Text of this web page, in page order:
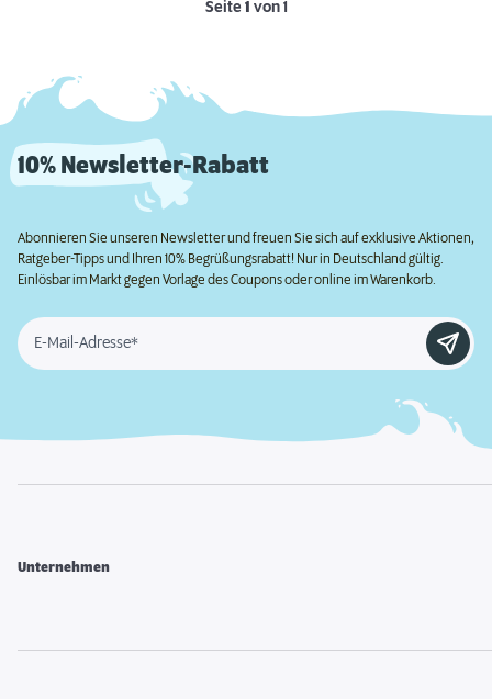
Seite1 von 1
10% Newsletter-Rabatt
Abonnieren Sie unseren Newsletter und freuen Sie sich auf exklusive Aktionen,
Ratgeber-Tipps und Ihren 10% Begrüßungsrabatt! Nur in Deutschland gültig.
Einlösbar im Markt gegen Vorlage des Coupons oder online im Warenkorb.
E-Mail-Adresse*
Unternehmen